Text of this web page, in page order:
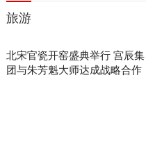
旅游
北宋官瓷开窑盛典举行 宫辰集
团与朱芳魁大师达成战略合作